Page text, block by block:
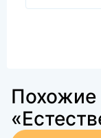
Похожие